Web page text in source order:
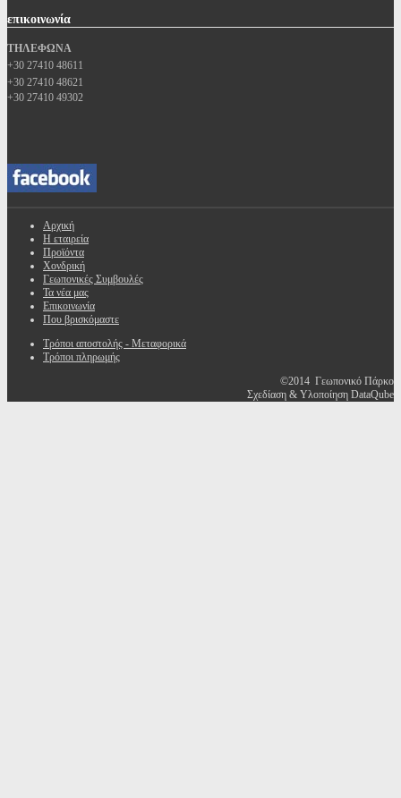
επικοινωνία
ΤΗΛΕΦΩΝΑ
+30 27410 48611
+30 27410 48621
+30 27410 49302
Αρχική
Η εταιρεία
Προϊόντα
Χονδρική
Γεωπονικές Συμβουλές
Τα νέα μας
Επικοινωνία
Που βρισκόμαστε
Τρόποι αποστολής - Μεταφορικά
Τρόποι πληρωμής
©2014 Γεωπονικό Πάρκο
Σχεδίαση & Υλοποίηση DataQube